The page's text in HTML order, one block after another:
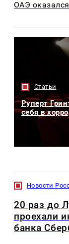
ОАЭ
Статьи
Руперт
себя в
Новости
20 раз до
проехали
банка